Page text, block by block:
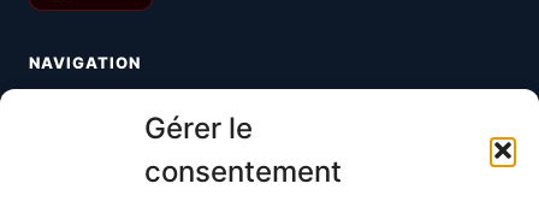
Gérer le
consentement
NAVIGATION
Toutes les maths